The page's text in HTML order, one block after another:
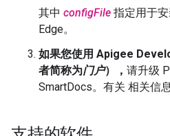
其中 configFile 指定用于
Edge。
如果您使用 Apigee
者简称为门户）， 请升级
SmartDocs。有关 相关信